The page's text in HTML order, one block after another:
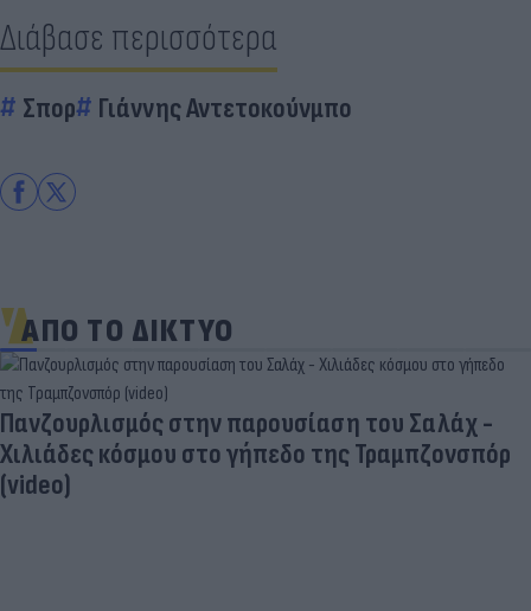
Διάβασε περισσότερα
Σπορ Γιάννης Αντετοκούνμπο
ΑΠΟ ΤΟ ΔΙΚΤΥΟ